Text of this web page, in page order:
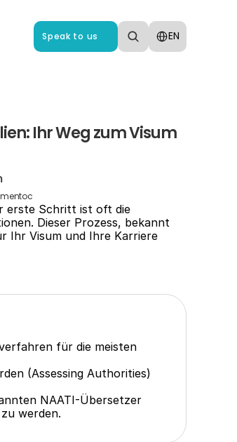
Speak to us
Select Language
EN
Ihr Weg zum Visum
erste Schritt ist oft die
Dieser Prozess, bekannt
Ihr Visum und Ihre Karriere
für die meisten
(Assessing Authorities)
NAATI-Übersetzer
werden.